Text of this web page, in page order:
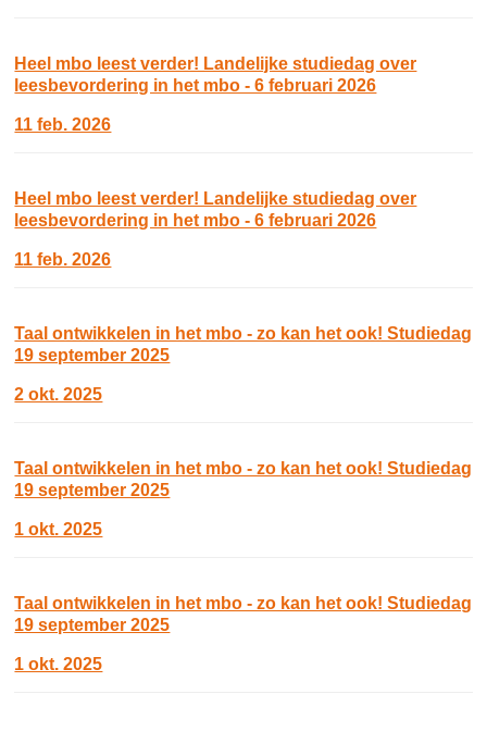
Heel mbo leest verder! Landelijke studiedag over
leesbevordering in het mbo - 6 februari 2026
11 feb. 2026
Heel mbo leest verder! Landelijke studiedag over
leesbevordering in het mbo - 6 februari 2026
11 feb. 2026
Taal ontwikkelen in het mbo - zo kan het ook! Studiedag
19 september 2025
2 okt. 2025
Taal ontwikkelen in het mbo - zo kan het ook! Studiedag
19 september 2025
1 okt. 2025
Taal ontwikkelen in het mbo - zo kan het ook! Studiedag
19 september 2025
1 okt. 2025